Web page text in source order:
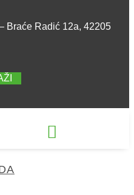
Braće Radić 12a, 42205
